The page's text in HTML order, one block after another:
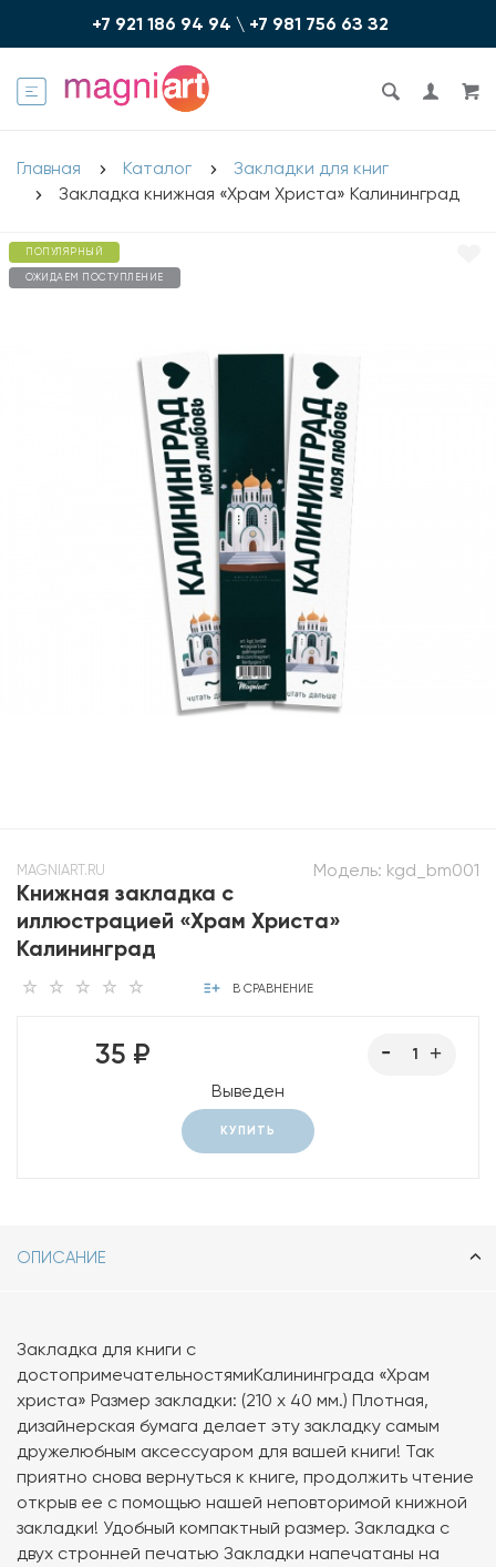
+7 921 186 94 94 \ +7 981 756 6З З2
Главная Каталог
Закладки для книг
Закладка книжная «Храм Христа» Калининград
ПОПУЛЯРНЫЙ
ОЖИДАЕМ ПОСТУПЛЕНИЕ
Модель: kgd_bm001
MAGNIART.RU
Книжная закладка с
иллюстрацией «Храм Христа»
Калининград
В СРАВНЕНИЕ
35 ₽
Выведен
КУПИТЬ
ОПИСАНИЕ
Закладка для книги с
достопримечательностямиКалининграда «Храм
христа» Размер закладки: (210 х 40 мм.) Плотная,
дизайнерская бумага делает эту закладку самым
дружелюбным аксессуаром для вашей книги! Так
приятно снова вернуться к книге, продолжить чтение
открыв ее с помощью нашей неповторимой книжной
закладки! Удобный компактный размер. Закладка с
двух стронней печатью Закладки напечатаны на